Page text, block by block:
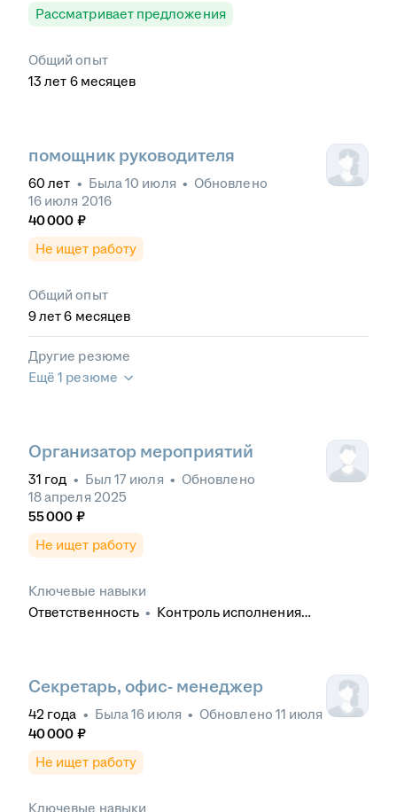
Рассматривает предложения
Общий опыт
13 лет 6 месяцев
помощник руководителя
60 лет • Была10 июля • Обновлено
16 июля 2016
40 000 ₽
Не ищет работу
Общий опыт
9лет 6 месяцев
Другие резюме
Ещё 1 резюме
Организатор мероприятий
31 год • Был 17 июля • Обновлено
18 апреля 2025
55 000 ₽
Не ищет работу
Ключевые навыки
Ответственность • Контроль исполнения
Cекретарь, офис- менеджер
42 года • Была16 июля • Обновлено 11 июля
40 000 ₽
Не ищет работу
Ключевые навыки